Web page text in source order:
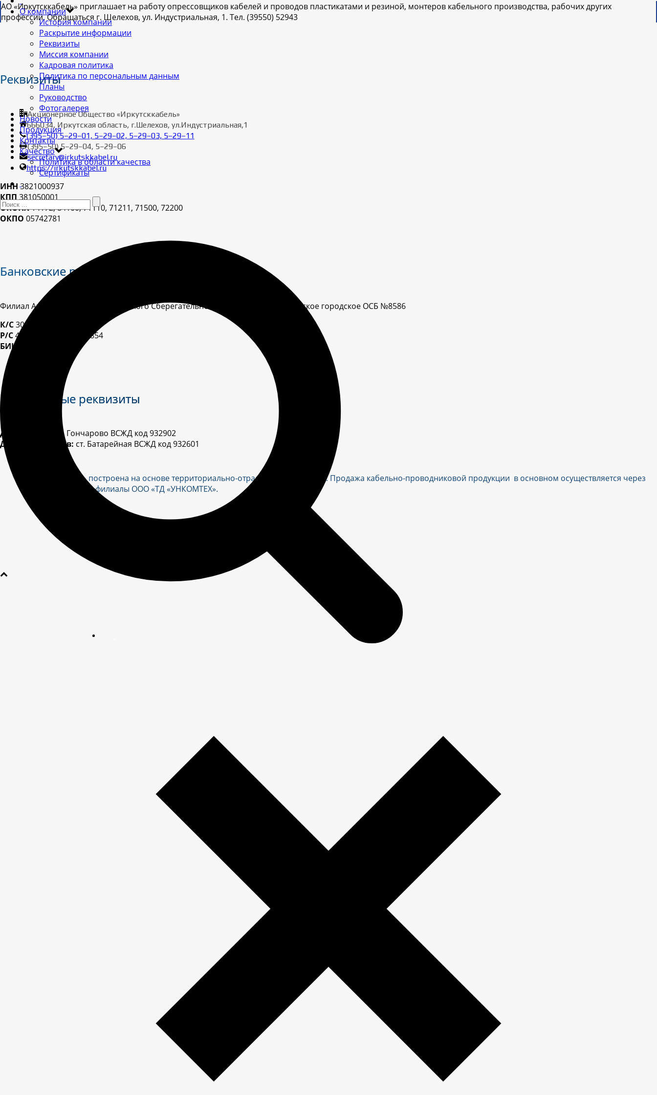
О компании
История компании
Раскрытие информации
Реквизиты
Миссия компании
Кадровая политика
Политика по персональным данным
Планы
Руководство
Фотогалерея
Новости
Продукция
Контакты
Качество
Политика в области качества
Сертификаты
АО «Иркутсккабель» приглашает на работу опрессовщиков кабелей и проводов пластикатами и резиной, монтеров кабельного производства, рабочих других
профессий. Обращаться г. Шелехов, ул. Индустриальная, 1. Тел. (39550) 52943
Реквизиты
Акционерное Общество «Иркутсккабель»
666034, Иркутская область, г.Шелехов, ул.Индустриальная,1
(395–50) 5–29–01, 5–29–02, 5–29–03, 5–29–11
(395–50) 5–29–04, 5–29–06
secretary@irkutskkabel.ru
https://irkutskkabel.ru
ИНН3821000937
КПП381050001
ОКОНХ14172, 84100, 71110, 71211, 71500, 72200
ОКПО 05742781
Банковские реквизиты
Филиал Акционерного коммерческого Сберегательного банка РФ (ОАО) Иркутское городское ОСБ №8586
К/С30101810900000000607
Р/С40702810418350012854
БИК
Отгрузочные реквизиты
Для вагонов:
ст. Гончарово ВСЖД код 932902
Для контейнеров: ст. Батарейная ВСЖД код 932601
Сбытовая сеть построена на основе территориально-отраслевого принципа. Продажа кабельно-проводниковой продукции в основном осуществляется через
департаменты и филиалы ООО «ТД «УНКОМТЕХ».